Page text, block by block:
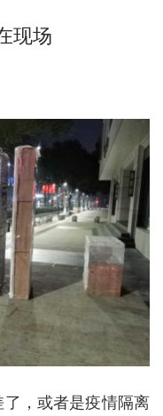
现场
，或者是疫情隔离